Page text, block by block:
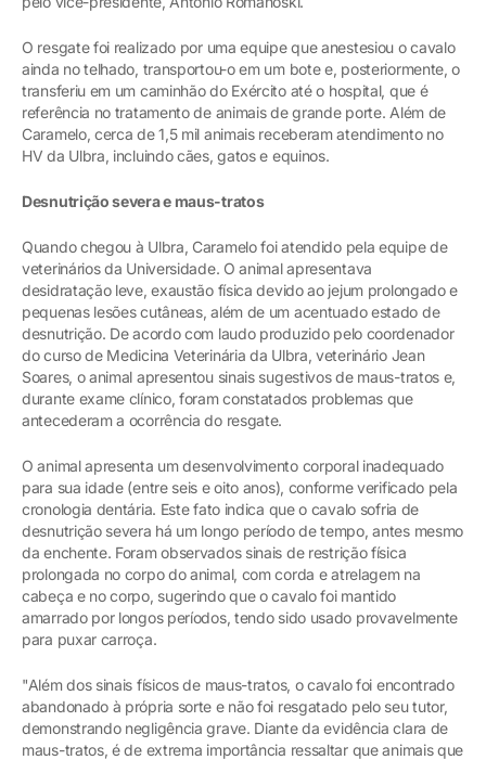
O resgate foi realizado por uma equipe que anestesiou o cavalo
ainda no telhado, transportou-o em um bote e, posteriormente, o
transferiu em um caminhão do Exército até o hospital, que é
referência no tratamento de animais de grande porte. Além de
Caramelo, cerca de 1,5 mil animais receberam atendimento no
HV da Ulbra, incluindo cães, gatos e equinos.
Desnutrição severa e maus-tratos
Quando chegou à Ulbra, Caramelo foi atendido pela equipe de
veterinários da Universidade. O animal apresentava
desidratação leve, exaustão física devido ao jejum prolongado e
pequenas lesões cutâneas, além de um acentuado estado de
desnutrição. De acordo com laudo produzido pelo coordenador
do curso de Medicina Veterinária da Ulbra, veterinário Jean
Soares, o animal apresentou sinais sugestivos de maus-tratos e,
durante exame clínico, foram constatados problemas que
antecederam a ocorrência do resgate.
O animal apresenta um desenvolvimento corporal inadequado
para sua idade (entre seis e oito anos), conforme verificado pela
cronologia dentária. Este fato indica que o cavalo sofria de
desnutrição severa há um longo período de tempo, antes mesmo
da enchente. Foram observados sinais de restrição física
prolongada no corpo do animal, com corda e atrelagem na
cabeça e no corpo, sugerindo que o cavalo foi mantido
amarrado por longos períodos, tendo sido usado provavelmente
para puxar carroça.
"Além dos sinais físicos de maus-tratos, o cavalo foi encontrado
abandonado à própria sorte e não foi resgatado pelo seu tutor,
demonstrando negligência grave. Diante da evidência clara de
maus-tratos, é de extrema importância ressaltar que animais que